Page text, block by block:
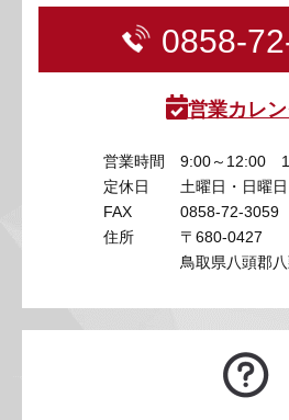
0858-
営業カレ
営業時間
9:00～12:00
定休日
土曜日・日曜
FAX
0858-72-3059
住所
〒680-0427
鳥取県八頭郡